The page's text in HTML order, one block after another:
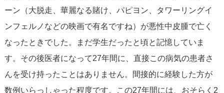
ーン（大脱走、華麗なる賭け、パピヨン、タワーリングイ
ンフェルノなどの映画で有名ですね）が悪性中皮腫で亡く
なったときでした。まだ学生だったと頃と記憶していま
す。その後医者になって27年間に、直接この病気の患者さ
んを受け持ったことはありません。間接的に経験した方が
数例いらっしゃった程度です。この27年間には、おそらく2